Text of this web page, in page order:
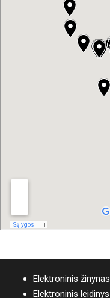
Elektroninis
Elektroninis